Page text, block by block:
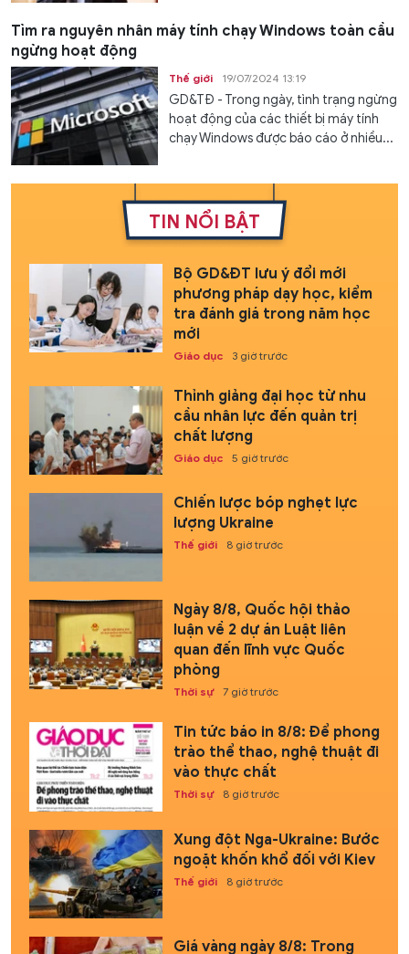
Tìm ra nguyên nhân máy tính chạy Windows toàn cầu
ngừng hoạt động
Thế giới 19/07/2024 13:19
GD&TĐ - Trong ngày, tình trạng ngừng
hoạt động của các thiết bị máy tính
chạy Windows được báo cáo ở nhiều...
TIN NỔI BẬT
Bộ GD&ĐT lưu ý đổi mới
phương pháp dạy học, kiểm
tra đánh giá trong năm học
mới
Giáo dục 3 giờ trước
Thỉnh giảng đại học từ nhu
cầu nhân lực đến quản trị
chất lượng
Giáo dục 5 giờ trước
Chiến lược bóp nghẹt lực
lượng Ukraine
Thế giới 8 giờ trước
Ngày 8/8, Quốc hội thảo
luận về 2 dự án Luật liên
quan đến lĩnh vực Quốc
phòng
Thời sự 7 giờ trước
Tin tức báo in 8/8: Để phong
trào thể thao, nghệ thuật đi
vào thực chất
Thời sự 8 giờ trước
Xung đột Nga-Ukraine: Bước
ngoặt khốn khổ đối với Kiev
Thế giới 8 giờ trước
Giá vàng ngày 8/8: Trong